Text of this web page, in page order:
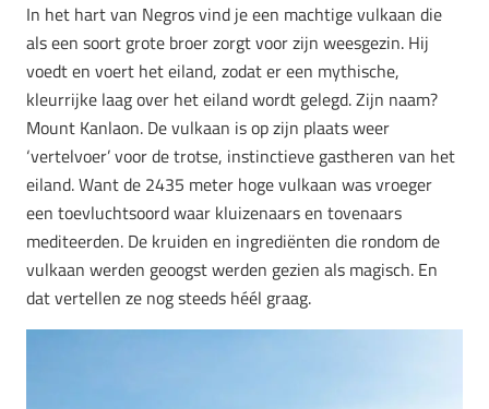
In het hart van Negros vind je een machtige vulkaan die
als een soort grote broer zorgt voor zijn weesgezin. Hij
voedt en voert het eiland, zodat er een mythische,
kleurrijke laag over het eiland wordt gelegd. Zijn naam?
Mount Kanlaon. De vulkaan is op zijn plaats weer
‘vertelvoer’ voor de trotse, instinctieve gastheren van het
eiland. Want de 2435 meter hoge vulkaan was vroeger
een toevluchtsoord waar kluizenaars en tovenaars
mediteerden. De kruiden en ingrediënten die rondom de
vulkaan werden geoogst werden gezien als magisch. En
dat vertellen ze nog steeds héél graag.